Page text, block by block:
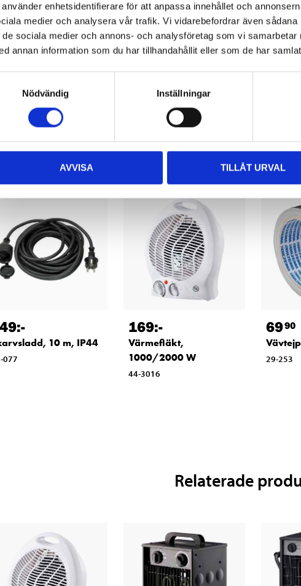
använder enhetsidentifierare för att anpassa innehållet och
medier och analysera vår trafik. Vi vidarebefordrar även
de sociala medier och annons- och analysföretag som vi
annan information som du har tillhandahållit eller som de har
Nödvändig
Inställningar
AVVISA TILLÅT URVAL
och övriga dokument
Andra kunder
:-
10 m, IP44
077
169:-
Värmefläkt,
1000/2000 W
44-3016
6990
29-253
Relaterade